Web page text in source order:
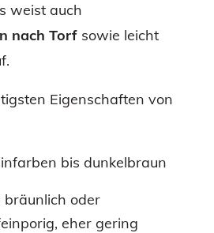
weist auch
nach Torf sowie leicht
Eigenschaften von
bis dunkelbraun
bräunlich oder
eher gering